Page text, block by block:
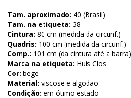
Tam. aproximado: 40 (Brasil)
Tam. na etiqueta: 38
Cintura: 80 cm (medida da circunf.)
Quadris: 100 cm (medida da circunf.)
Comp.: 101 cm (da cintura até a barra)
Marca na etiqueta: Huis Clos
Cor: bege
Material: viscose e algodão
Condição: em ótimo estado